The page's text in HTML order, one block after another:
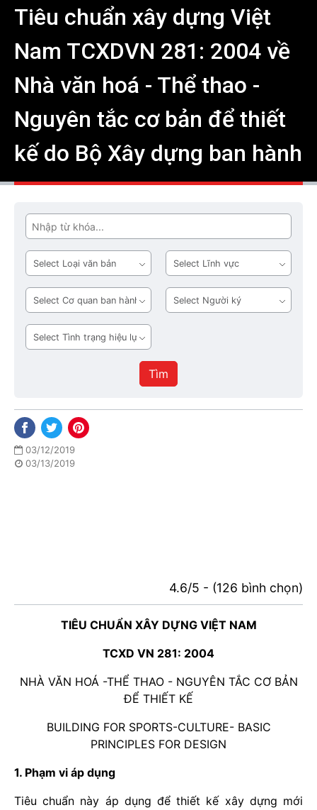
Tiêu chuẩn xây dựng Việt
Nam TCXDVN 281: 2004 về
Nhà văn hoá - Thể thao -
Nguyên tắc cơ bản để thiết
kế do Bộ Xây dựng ban hành
Tìm
Loại
văn
bản
Lĩnh
vực
Cơ
quan
ban
hành
Người
ký
Tình
trạng
Tìm
03/12/2019
03/13/2019
4.6/5 - (126 bình chọn)
TIÊU CHUẨN XÂY DỰNG VIỆT NAM
TCXD VN 281: 2004
NHÀ VĂN HOÁ -THỂ THAO - NGUYÊN TẮC CƠ BẢN
ĐỂ THIẾT KẾ
BUILDING FOR SPORTS-CULTURE- BASIC
PRINCIPLES FOR DESIGN
1. Phạm vi áp dụng
Tiêu chuẩn này áp dụng để thiết kế xây dựng mới